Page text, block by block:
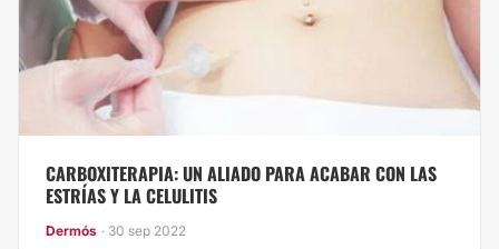
CARBOXITERAPIA: UN ALIADO PARA ACABAR CON LAS
ESTRÍAS Y LA CELULITIS
Dermós · 30 sep 2022